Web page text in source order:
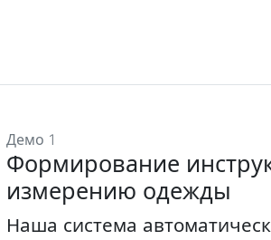
Демо 1
Формирование
измерению одежды
Наша система